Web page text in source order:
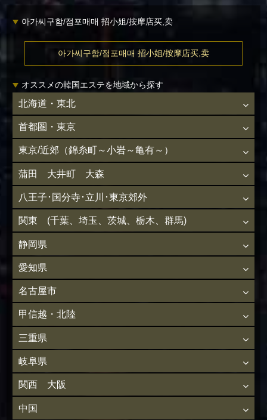
아가씨구함/점포매매 招小姐/按摩店买,卖
아가씨구함/점포매매 招小姐/按摩店买,卖
オススメの韓国エステを地域から探す
北海道・東北
首都圏・東京
東京/近郊（錦糸町～小岩～亀有～）
蒲田 大井町 大森
八王子･国分寺･立川･東京郊外
関東 (千葉、埼玉、茨城、栃木、群馬)
静岡県
愛知県
名古屋市
甲信越・北陸
三重県
岐阜県
関西 大阪
中国